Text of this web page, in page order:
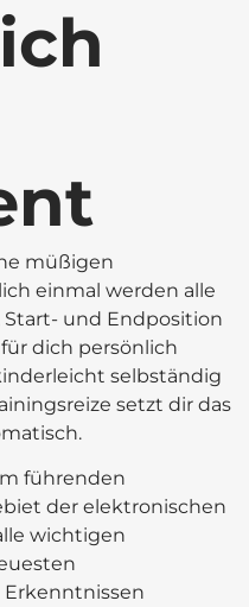
müßigen
einmal werden alle
und Endposition
dich persönlich
selbständig
setzt dir das
führenden
der elektronischen
wichtigen